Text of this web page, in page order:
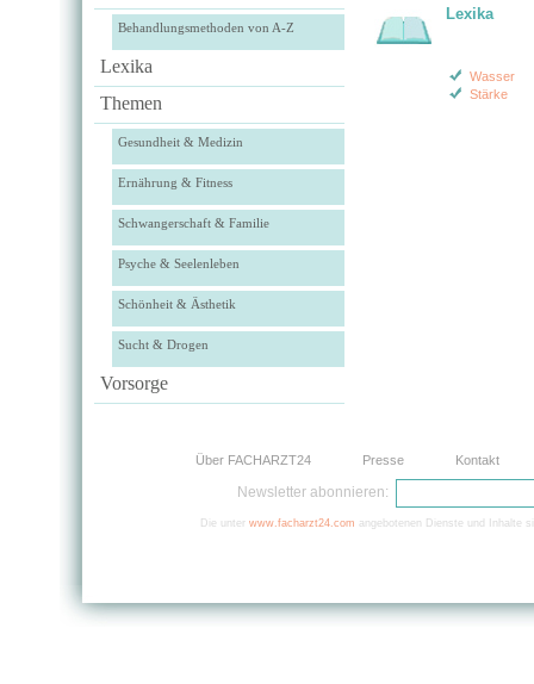
Behandlungsmethoden von A-Z
Lexika
Themen
Gesundheit & Medizin
Ernährung & Fitness
Schwangerschaft & Familie
Psyche & Seelenleben
Schönheit & Ästhetik
Sucht & Drogen
Vorsorge
Lexika
Wasser
Stärke
Über FACHARZT24 Presse Kontakt
Newsletter abonnieren:
Die unter www.facharzt24.com angebotenen Dienste und Inhalte